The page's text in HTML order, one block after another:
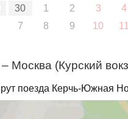
30 1 2 3
4
7 8 9 10 11
(Курский
поезда Керчь-Южная